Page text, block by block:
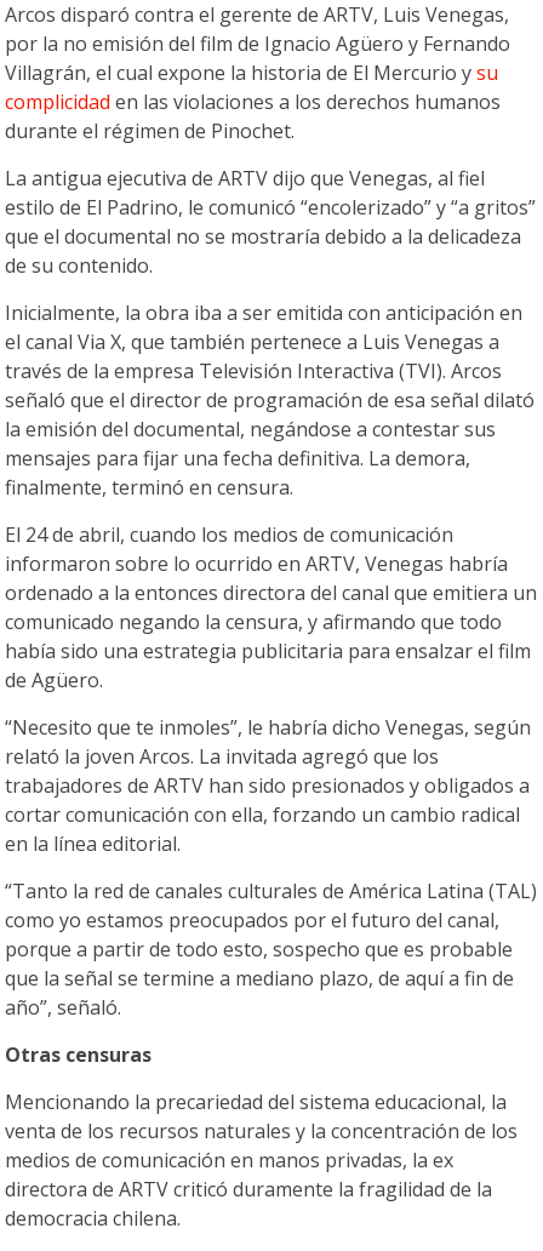
Arcos disparó contra el gerente de ARTV, Luis Venegas,
por la no emisión del film de Ignacio Agüero y Fernando
Villagrán, el cual expone la historia de El Mercurio ysu
complicidad en las violaciones a los derechos humanos
durante el régimen de Pinochet.
La antigua ejecutiva de ARTV dijo que Venegas, al fiel
estilo de El Padrino, le comunicó “encolerizado” y “a gritos”
que el documental no se mostraría debido a la delicadeza
de su contenido.
Inicialmente, la obra iba a ser emitida con anticipación en
el canal Via X, que también pertenece a Luis Venegas a
través de la empresa Televisión Interactiva (TVI). Arcos
señaló que el director de programación de esa señal dilató
la emisión del documental, negándose a contestar sus
mensajes para fijar una fecha definitiva. La demora,
finalmente, terminó en censura.
El 24 de abril, cuando los medios de comunicación
informaron sobre lo ocurrido en ARTV, Venegas habría
ordenado a la entonces directora del canal que emitiera un
comunicado negando la censura, y afirmando que todo
había sido una estrategia publicitaria para ensalzar el film
de Agüero.
“Necesito que te inmoles”, le habría dicho Venegas, según
relató la joven Arcos. La invitada agregó que los
trabajadores de ARTV han sido presionados y obligados a
cortar comunicación con ella, forzando un cambio radical
en la línea editorial.
“Tanto la red de canales culturales de América Latina (TAL)
como yo estamos preocupados por el futuro del canal,
porque a partir de todo esto, sospecho que es probable
que la señal se termine a mediano plazo, de aquí a fin de
año”, señaló.
Otras censuras
Mencionando la precariedad del sistema educacional, la
venta de los recursos naturales y la concentración de los
medios de comunicación en manos privadas, la ex
directora de ARTV criticó duramente la fragilidad de la
democracia chilena.